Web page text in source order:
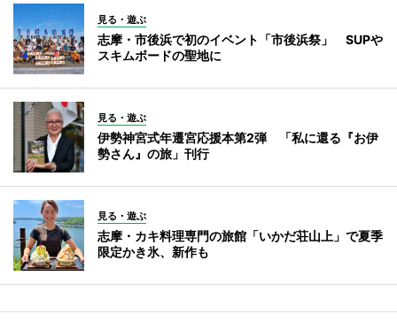
見る・遊ぶ
志摩・市後浜で初のイベント「市後浜祭」 SUPや
スキムボードの聖地に
見る・遊ぶ
伊勢神宮式年遷宮応援本第2弾 「私に還る『お伊
勢さん』の旅」刊行
見る・遊ぶ
志摩・カキ料理専門の旅館「いかだ荘山上」で夏季
限定かき氷、新作も